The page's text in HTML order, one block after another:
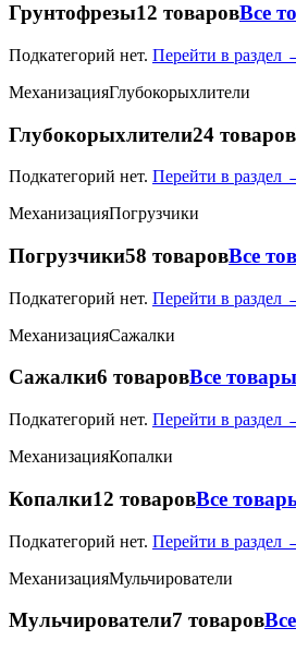
Грунтофрезы12 товаровВсе
Подкатегорий нет. Перейти в раздел
МеханизацияГлубокорыхлители
Глубокорыхлители24 товаров
Подкатегорий нет. Перейти в раздел
МеханизацияПогрузчики
Погрузчики58 товаровВсе
Подкатегорий нет. Перейти в раздел
МеханизацияСажалки
Сажалки6 товаровВсе
Подкатегорий нет. Перейти в раздел
МеханизацияКопалки
Копалки12 товаровВсе
Подкатегорий нет. Перейти в раздел
МеханизацияМульчирователи
Мульчирователи7 товаров